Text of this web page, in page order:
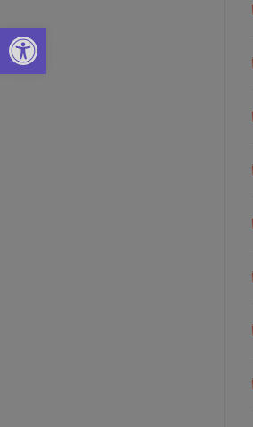
Open toolbar